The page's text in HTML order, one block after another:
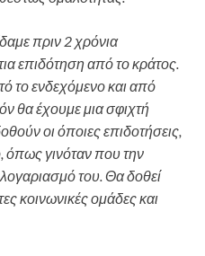
πριν 2 χρόνια
επιδότηση από το κράτος.
το ενδεχόμενο και από
θα έχουμε μια σφιχτή
οι όποιες επιδοτήσεις,
όπως γινόταν που την
του. Θα δοθεί
κοινωνικές ομάδες και